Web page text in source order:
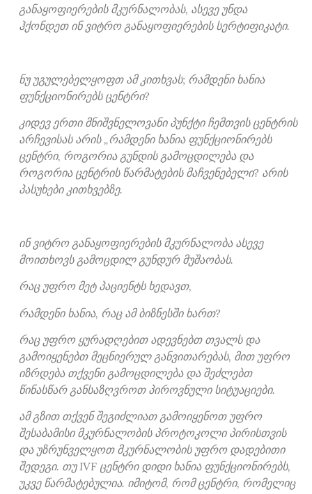
განაყოფიერების მკურნალობას, ასევე უნდა
ჰქონდეთ ინ ვიტრო განაყოფიერების სერტიფიკატი.
ნუ უგულებელყოფთ ამ კითხვას; რამდენი ხანია
ფუნქციონირებს ცენტრი?
კიდევ ერთი მნიშვნელოვანი პუნქტი ჩემთვის ცენტრის
არჩევისას არის „რამდენი ხანია ფუნქციონირებს
ცენტრი, როგორია გუნდის გამოცდილება და
როგორია ცენტრის წარმატების მაჩვენებელი? არის
პასუხები კითხვებზე.
ინ ვიტრო განაყოფიერების მკურნალობა ასევე
მოითხოვს გამოცდილ გუნდურ მუშაობას.
რაც უფრო მეტ პაციენტს ხედავთ,
რამდენი ხანია, რაც ამ ბიზნესში ხართ?
რაც უფრო ყურადღებით ადევნებთ თვალს და
გამოიყენებთ მეცნიერულ განვითარებას, მით უფრო
იზრდება თქვენი გამოცდილება და შეძლებთ
წინასწარ განსაზღვროთ პიროვნული სიტუაციები.
ამ გზით თქვენ შეგიძლიათ გამოიყენოთ უფრო
შესაბამისი მკურნალობის პროტოკოლი პირისთვის
და უზრუნველყოთ მკურნალობის უფრო დადებითი
შედეგი. თუ IVF ცენტრი დიდი ხანია ფუნქციონირებს,
უკვე წარმატებულია. იმიტომ, რომ ცენტრი, რომელიც